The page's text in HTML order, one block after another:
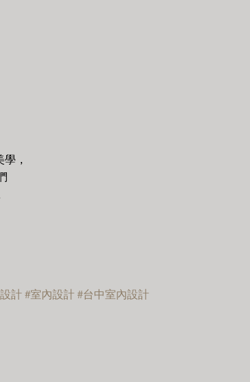
，
計 #室內設計 #台中室內設計